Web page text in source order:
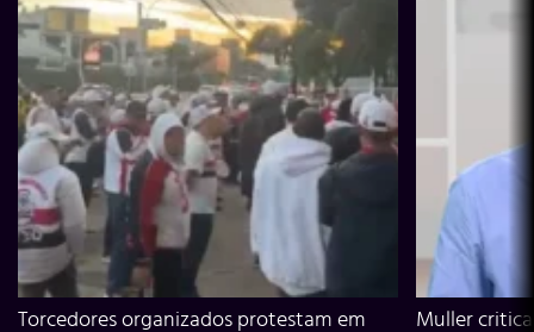
Torcedores organizados protestam em
Muller